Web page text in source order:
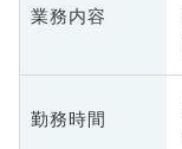
業務内容
勤務時間